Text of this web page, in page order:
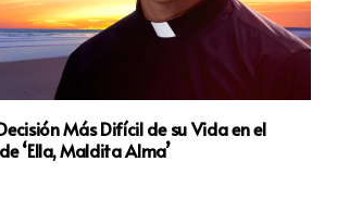
Más Difícil de su Vida en el
‘Ella, Maldita Alma’